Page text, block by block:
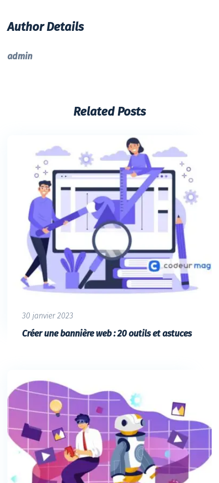
Author Details
admin
Related Posts
30 janvier 2023
Créer une bannière web : 20 outils et astuces